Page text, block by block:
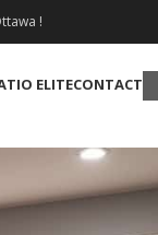
!
ELITECONTACT